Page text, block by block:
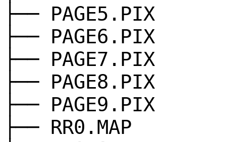
├── PAGE5.PIX
├── PAGE6.PIX
├── PAGE7.PIX
├── PAGE8.PIX
├── PAGE9.PIX
├── RR0.MAP